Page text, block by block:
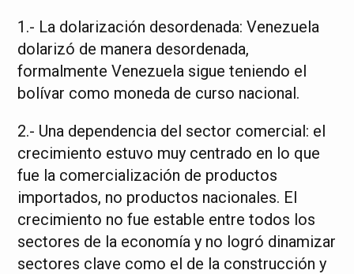
1.- La dolarización desordenada: Venezuela
dolarizó de manera desordenada,
formalmente Venezuela sigue teniendo el
bolívar como moneda de curso nacional.
2.- Una dependencia del sector comercial: el
crecimiento estuvo muy centrado en lo que
fue la comercialización de productos
importados, no productos nacionales. El
crecimiento no fue estable entre todos los
sectores de la economía y no logró dinamizar
sectores clave como el de la construcción y